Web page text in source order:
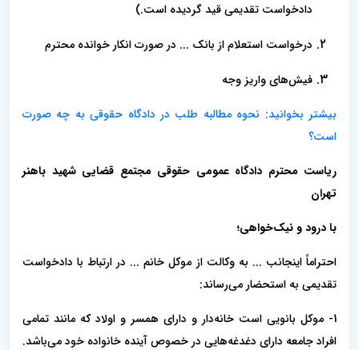
دادخواست تقدیمی قید گردیده است.)
درخواست استعلام از بانک ... در صورت انکار خوانده محترم
فیش‌های واریز وجه
بیشتر بخوانید: نحوه مطالبه طلب در دادگاه حقوقی به چه صورت
است؟
ریاست محترم دادگاه عمومی حقوقی مجتمع قضایی شهید باهنر
تهران
با درود و نیک‌خواهی؛
احتراماً اینجانب ... به وکالت از موکل خانم ... در ارتباط با دادخواست
تقدیمی به استحضار می‌رساند:
1- موکل بانویی است خانه‌دار و دارای همسر و اولاد که مانند تمامی
افراد جامعه دارای دغدغه‌هایی در خصوص آینده خانواده خود می‌باشد.